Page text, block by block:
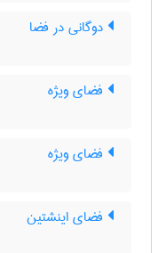
دوگانی در فضا
فضای ویژه
فضای ویژه
فضای اینشتین